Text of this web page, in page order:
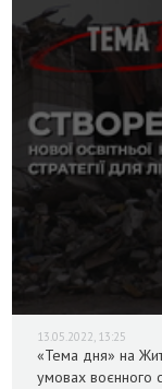
13.05.2022, 13:25
«Тема дня» на
умовах воєнного